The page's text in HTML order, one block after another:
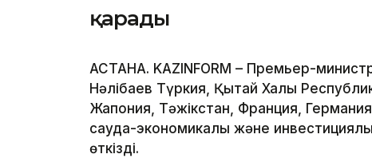
қарады
АСТАНА. KAZINFORM – Премьер-
Нәлібаев Түркия, Қытай Халық
Жапония, Тәжікстан, Франция,
сауда-экономикалық және
өткізді.